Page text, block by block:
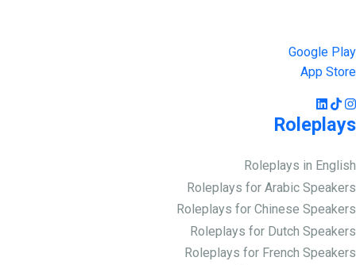
Google Play
App Store
Roleplays
Roleplays in English
Roleplays for Arabic Speakers
Roleplays for Chinese Speakers
Roleplays for Dutch Speakers
Roleplays for French Speakers